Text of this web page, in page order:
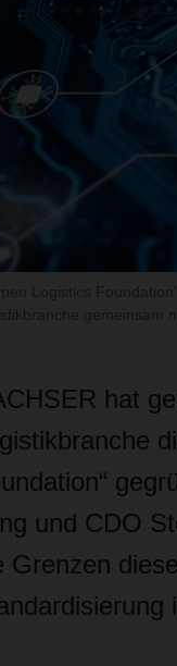
hat
und CDO
Grenzen